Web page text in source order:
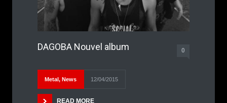
DAGOBA Nouvel album 0
Metal, News 12/04/2015
READ MORE